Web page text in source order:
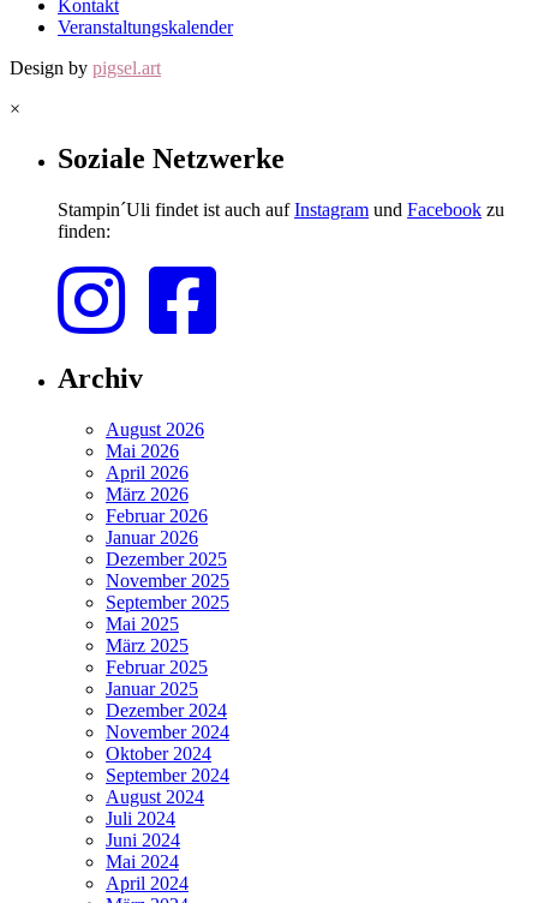
Kontakt
Veranstaltungskalender
Design by pigsel.art
×
Soziale Netzwerke
Stampin´Uli findet ist auch aufInstagram und Facebook zu
finden:
Archiv
August 2026
Mai 2026
April 2026
März 2026
Februar 2026
Januar 2026
Dezember 2025
November 2025
September 2025
Mai 2025
März 2025
Februar 2025
Januar 2025
Dezember 2024
November 2024
Oktober 2024
September 2024
August 2024
Juli 2024
Juni 2024
Mai 2024
April 2024